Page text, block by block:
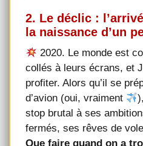
2. Le déclic :
la naissance d’un
2020. Le monde est
collés à leurs écrans, et
profiter. Alors qu’il se
d’avion (oui, vraiment
stop brutal à ses
fermés, ses rêves de
Que faire quand on a